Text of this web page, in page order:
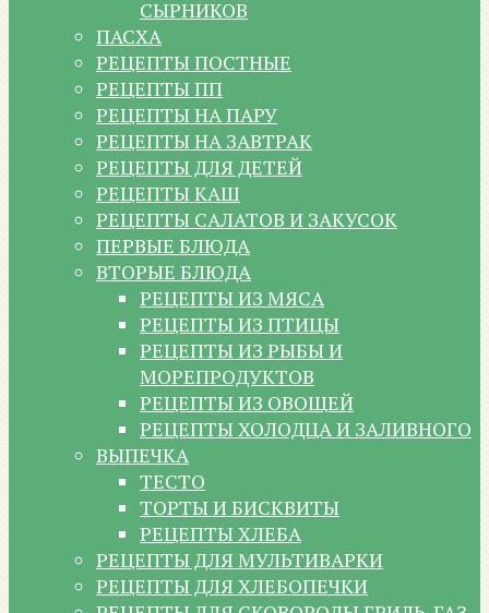
СЫРНИКОВ
ПАСХА
РЕЦЕПТЫ ПОСТНЫЕ
РЕЦЕПТЫ ПП
РЕЦЕПТЫ НА ПАРУ
РЕЦЕПТЫ НА ЗАВТРАК
РЕЦЕПТЫ ДЛЯ ДЕТЕЙ
РЕЦЕПТЫ КАШ
РЕЦЕПТЫ САЛАТОВ И ЗАКУСОК
ПЕРВЫЕ БЛЮДА
ВТОРЫЕ БЛЮДА
РЕЦЕПТЫ ИЗ МЯСА
РЕЦЕПТЫ ИЗ ПТИЦЫ
РЕЦЕПТЫ ИЗ РЫБЫ И
МОРЕПРОДУКТОВ
РЕЦЕПТЫ ИЗ ОВОЩЕЙ
РЕЦЕПТЫ ХОЛОДЦА И ЗАЛИВНОГО
ВЫПЕЧКА
ТЕСТО
ТОРТЫ И БИСКВИТЫ
РЕЦЕПТЫ ХЛЕБА
РЕЦЕПТЫ ДЛЯ МУЛЬТИВАРКИ
РЕЦЕПТЫ ДЛЯ ХЛЕБОПЕЧКИ